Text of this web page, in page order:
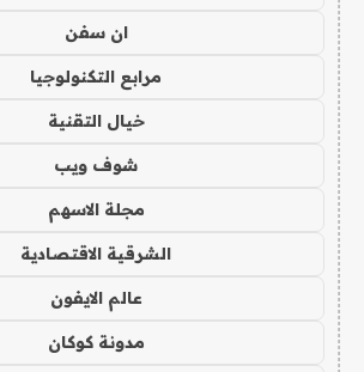
ان سفن
مرابع التكنولوجيا
خيال التقنية
شوف ويب
مجلة الاسهم
الشرقية الاقتصادية
عالم الايفون
مدونة كوكان